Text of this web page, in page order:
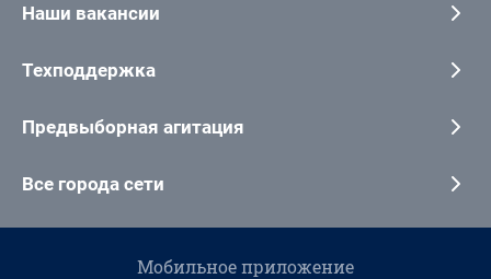
Наши вакансии
Техподдержка
Предвыборная агитация
Все города сети
Мобильное приложение